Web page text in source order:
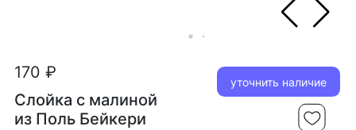
170 ₽
Слойка с малиной
из Поль Бейкери
уточнить наличие